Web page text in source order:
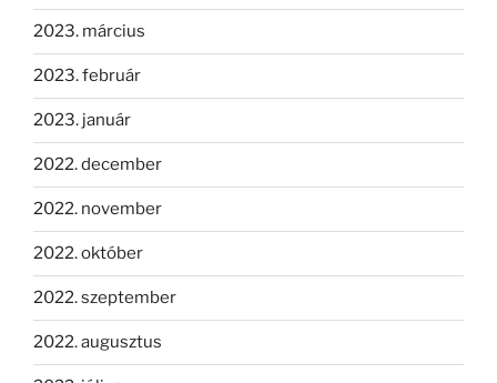
2023. március
2023. február
2023. január
2022. december
2022. november
2022. október
2022. szeptember
2022. augusztus